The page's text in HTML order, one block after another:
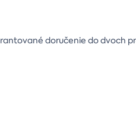
doručenie do dvoch